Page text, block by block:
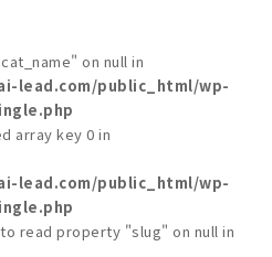
on null in
lead.com/public_html/wp-
array key 0 in
lead.com/public_html/wp-
read property "slug" on null in